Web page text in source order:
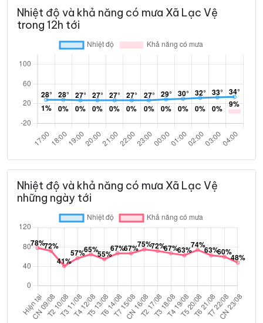
Nhiệt độ và khả năng có mưa Xã Lạc Vệ
trong 12h tới
Nhiệt độ và khả năng có mưa Xã Lạc Vệ
những ngày tới